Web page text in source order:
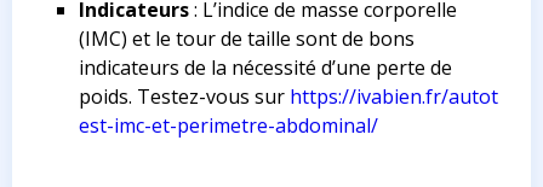
Indicateurs: L’indice de masse corporelle
(IMC) et le tour de taille sont de bons
indicateurs de la nécessité d’une perte de
poids. Testez-vous sur https://ivabien.fr/autot
est-imc-et-perimetre-abdominal/